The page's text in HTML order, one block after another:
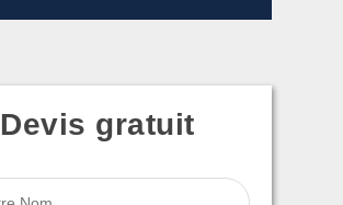
Devis gratuit